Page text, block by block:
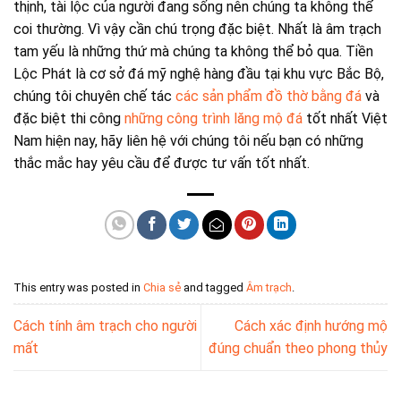
thịnh, tài lộc của người đang sống nên chúng ta không thể
coi thường. Vì vậy cần chú trọng đặc biệt. Nhất là âm trạch
tam yếu là những thứ mà chúng ta không thể bỏ qua. Tiền
Lộc Phát là cơ sở đá mỹ nghệ hàng đầu tại khu vực Bắc Bộ,
chúng tôi chuyên chế tác các sản phẩm đồ thờ bằng đá và
đặc biệt thi công những công trình lăng mộ đá tốt nhất Việt
Nam hiện nay, hãy liên hệ với chúng tôi nếu bạn có những
thắc mắc hay yêu cầu để được tư vấn tốt nhất.
This entry was posted in Chia sẻ and tagged Âm trạch
Cách tính âm trạch cho người
mất
Cách xác định hướng mộ
đúng chuẩn theo phong thủy